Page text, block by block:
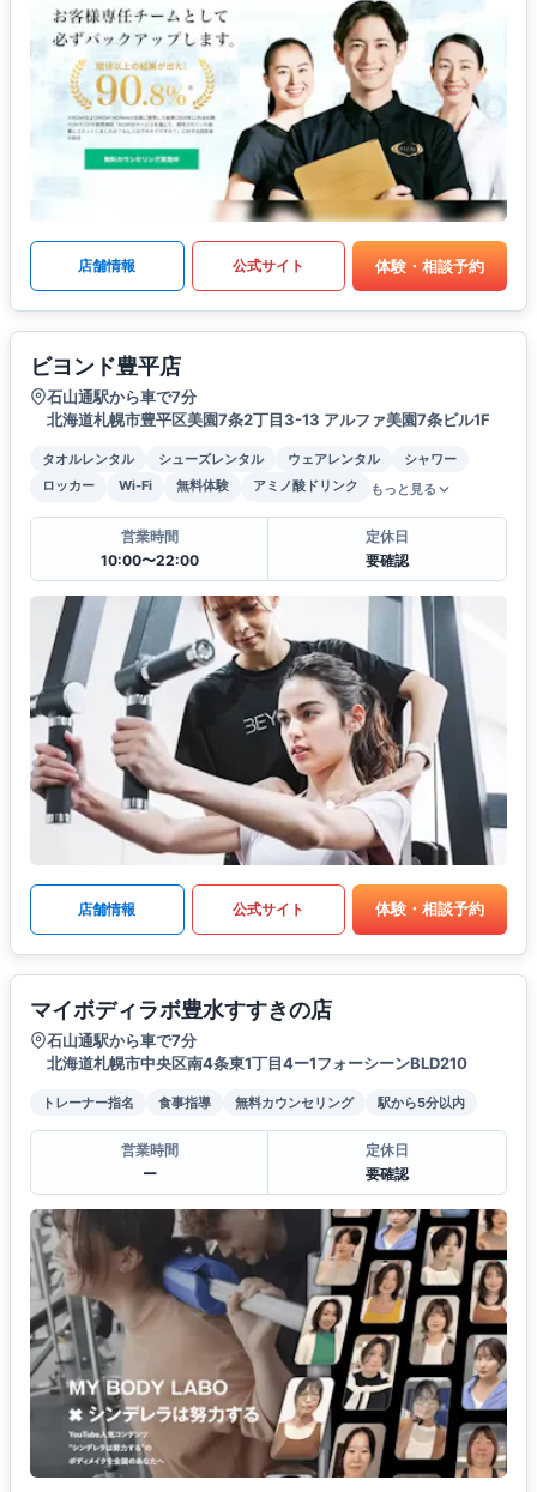
店舗情報 公式サイト 体験・相談予約
ビヨンド豊平店
石山通駅から車で7分
北海道札幌市豊平区美園7条2丁目3-13 アルファ美園7条ビル1F
タオルレンタル シューズレンタル ウェアレンタル
シャワー
ロッカー
Wi-Fi 無料体験 アミノ酸ドリンク もっと見る
営業時間
10:00〜22:00
定休日
要確認
店舗情報 公式サイト 体験・相談予約
マイボディラボ豊水すすきの店
石山通駅から車で7分
北海道札幌市中央区南4条東1丁目4ー1フォーシーンBLD210
トレーナー指名 食事指導 無料カウンセリング 駅から5分以内
営業時間
ー
定休日
要確認